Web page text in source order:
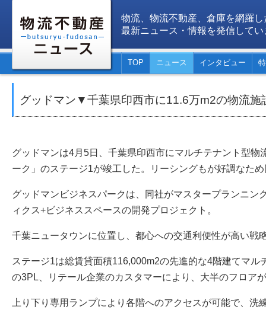
物流、物流不動産、倉庫を網羅し
最新ニュース・情報を発信してい
TOP ニュース インタビュー
グッドマン▼千葉県印西市に11.6万m2の物流
グッドマンは4月5日、千葉県印西市にマルチテナント型物
ーク」のステージ1が竣工した。リーシングもが好調なた
グッドマンビジネスパークは、同社がマスタープランニン
ィクス+ビジネススペースの開発プロジェクト。
千葉ニュータウンに位置し、都心への交通利便性が高い戦
ステージ1は総賃貸面積116,000m2の先進的な4階建てマル
の3PL、リテール企業のカスタマーにより、大半のフロア
上り下り専用ランプにより各階へのアクセスが可能で、洗